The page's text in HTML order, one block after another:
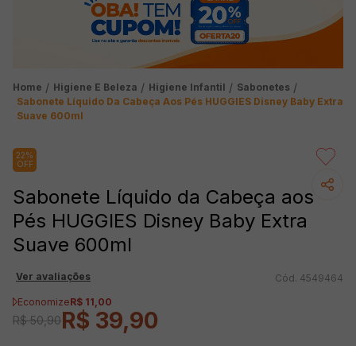
Higiene E Beleza Higiene Infantil
Sabonetes
Sabonete Líquido Da Cabeça Aos Pés HUGGIES Disney Baby Extra
Suave 600ml
22%
OFF
Sabonete Líquido da Cabeça aos
Pés HUGGIES Disney Baby Extra
Suave 600ml
Ver avaliações
4549464
EconomizeR$ 11 00
R$ 50,90R$ 39,90